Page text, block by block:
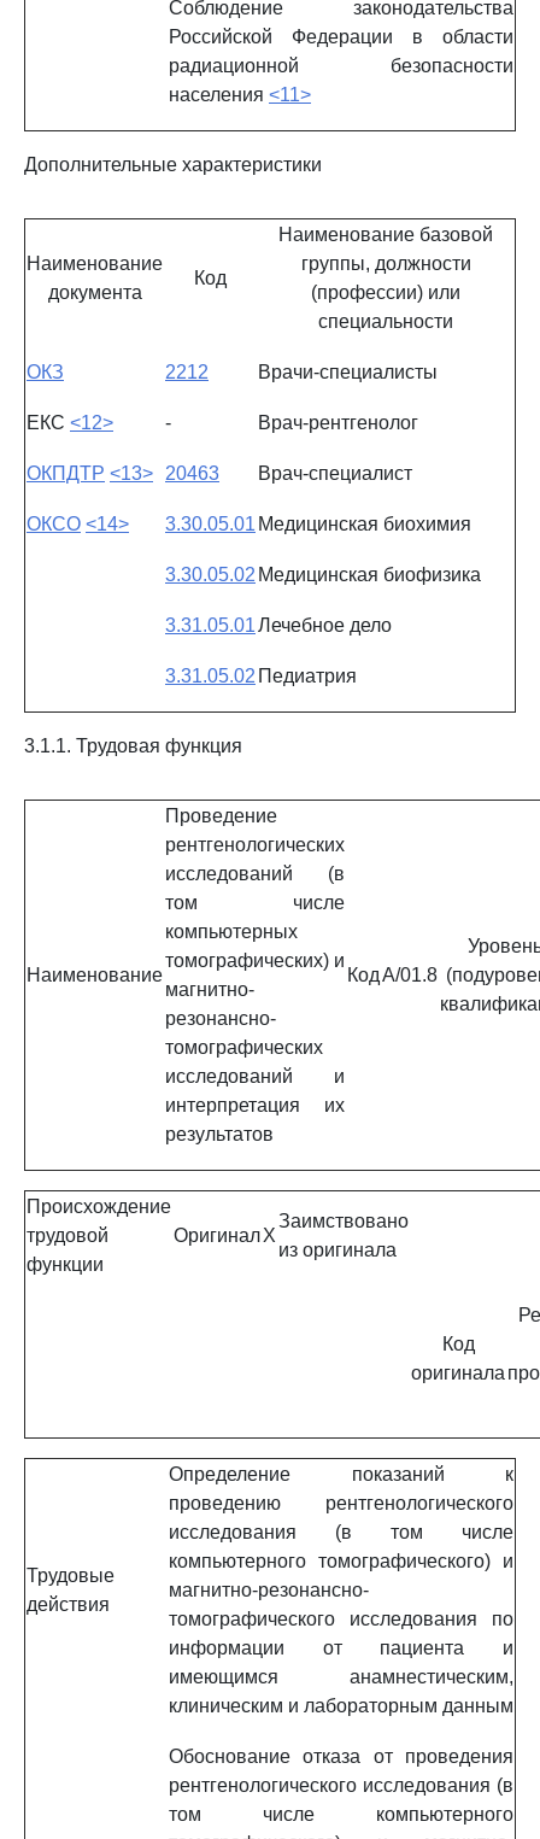
Соблюдение законодательства
Российской Федерации в области
радиационной безопасности
населения <11>
Дополнительные характеристики
Наименование
документа
Код
Наименование базовой
группы, должности
(профессии) или
специальности
ОКЗ 2212 Врачи-специалисты
ЕКС <12> - Врач-рентгенолог
ОКПДТР <13> 20463 Врач-специалист
ОКСО <14> 3.30.05.01 Медицинская биохимия
3.30.05.02 Медицинская биофизика
3.31.05.01Лечебное дело
3.31.05.02 Педиатрия
3.1.1. Трудовая функция
Наименование
Проведение
рентгенологических
исследований (в
том числе
компьютерных
томографических) и
магнитно-
резонансно-
томографических
исследований и
интерпретация их
результатов
КодA/01.8
Происхождение
трудовой
функции
ОригиналX
Заимствовано
из оригинала
Код
оригинала
Трудовые
действия
Определение показаний к
проведению рентгенологического
исследования (в том числе
компьютерного томографического) и
магнитно-резонансно-
томографического исследования по
информации от пациента и
имеющимся анамнестическим,
клиническим и лабораторным данным
Обоснование отказа от проведения
рентгенологического исследования (в
том числе компьютерного